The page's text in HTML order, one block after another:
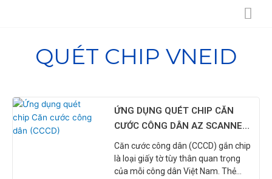
QUÉT CHIP VNEID
ỨNG DỤNG QUÉT CHIP CĂN
CƯỚC CÔNG DÂN AZ SCANNER
-TIỆN ÍCH VÀ AN TOÀN
Căn cước công dân (CCCD) gắn chip
là loại giấy tờ tùy thân quan trọng
của mỗi công dân Việt Nam. Thẻ